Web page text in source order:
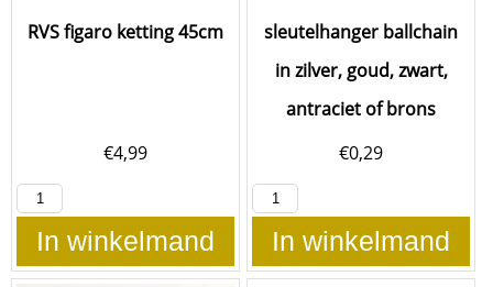
RVS figaro ketting 45cm
€4,99
In winkelmand
sleutelhanger ballchain
in zilver, goud, zwart,
antraciet of brons
€0,29
In winkelmand